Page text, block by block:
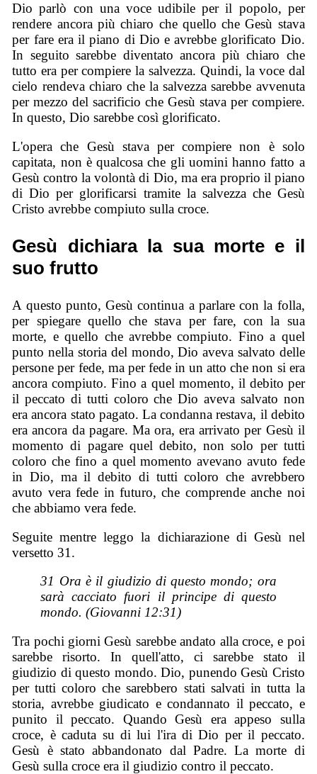
Dio parlò con una voce udibile per il popolo, per
rendere ancora più chiaro che quello che Gesù stava
per fare era il piano di Dio e avrebbe glorificato Dio.
In seguito sarebbe diventato ancora più chiaro che
tutto era per compiere la salvezza. Quindi, la voce dal
cielo rendeva chiaro che la salvezza sarebbe avvenuta
per mezzo del sacrificio che Gesù stava per compiere.
In questo, Dio sarebbe così glorificato.
L'opera che Gesù stava per compiere non è solo
capitata, non è qualcosa che gli uomini hanno fatto a
Gesù contro la volontà di Dio, ma era proprio il piano
di Dio per glorificarsi tramite la salvezza che Gesù
Cristo avrebbe compiuto sulla croce.
Gesù dichiara la sua morte e il
suo frutto
A questo punto, Gesù continua a parlare con la folla,
per spiegare quello che stava per fare, con la sua
morte, e quello che avrebbe compiuto. Fino a quel
punto nella storia del mondo, Dio aveva salvato delle
persone per fede, ma per fede in un atto che non si era
ancora compiuto. Fino a quel momento, il debito per
il peccato di tutti coloro che Dio aveva salvato non
era ancora stato pagato. La condanna restava, il debito
era ancora da pagare. Ma ora, era arrivato per Gesù il
momento di pagare quel debito, non solo per tutti
coloro che fino a quel momento avevano avuto fede
in Dio, ma il debito di tutti coloro che avrebbero
avuto vera fede in futuro, che comprende anche noi
che abbiamo vera fede.
Seguite mentre leggo la dichiarazione di Gesù nel
versetto 31.
31 Ora è il giudizio di questo mondo; ora
sarà cacciato fuori il principe di questo
mondo. (Giovanni 12:31)
Tra pochi giorni Gesù sarebbe andato alla croce, e poi
sarebbe risorto. In quell'atto, ci sarebbe stato il
giudizio di questo mondo. Dio, punendo Gesù Cristo
per tutti coloro che sarebbero stati salvati in tutta la
storia, avrebbe giudicato e condannato il peccato, e
punito il peccato. Quando Gesù era appeso sulla
croce, è caduta su di lui l'ira di Dio per il peccato.
Gesù è stato abbandonato dal Padre. La morte di
Gesù sulla croce era il giudizio contro il peccato.